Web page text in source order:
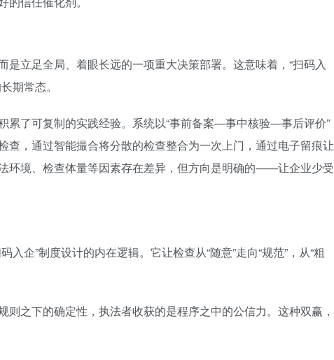
立足全局、着眼长远的一项重大决策部署。这意味着，“扫码入
期常态。
累了可复制的实践经验。系统以“事前备案—事中核验—事后评价”
，通过智能撮合将分散的检查整合为一次上门，通过电子留痕让
环境、检查体量等因素存在差异，但方向是明确的——让企业少受
企”制度设计的内在逻辑。它让检查从“随意”走向“规范”，从“粗
之下的确定性，执法者收获的是程序之中的公信力。这种双赢，